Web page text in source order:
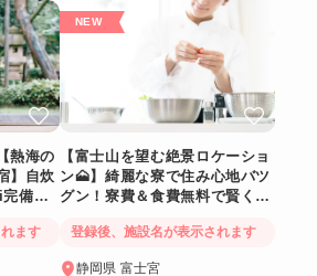
熱海の
】自炊
備！
ます
【富士山を望む絶景ロケーショ
ン🗻】綺麗な寮で住み心地バツ
グン！寮費＆食費無料で賢く稼
登録後、施設名が表示されます
静岡県 富士宮